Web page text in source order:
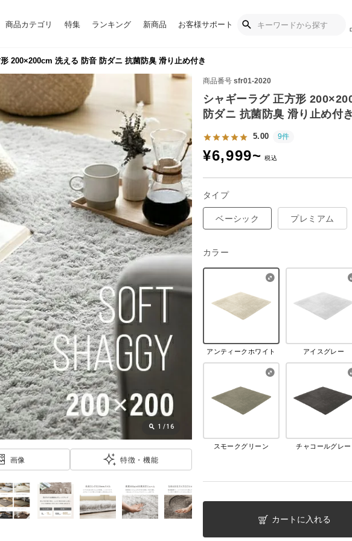
商品カテゴリ 特集 ランキング 新商品 お客様サポート
200×200cm 洗える 防音 防ダニ 抗菌防臭 滑り止め付き
商品番号 sfr01-2020
シャギーラグ 正方形
防ダニ 抗菌防臭 滑り止め付き
5.00 9件
¥6,999~
タイプ
ベーシック プレミアム
カラー
アンティークホワイト アイスグレー
スモークグリーン チャコールグレー
カートに入れる
1 /16
画像 特徴・機能